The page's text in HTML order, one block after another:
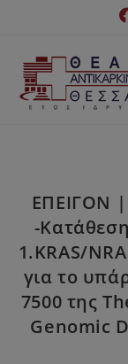
ΕΠΕΙΓΟΝ |
-
1.KRAS/
για το
7500 της
Genomic